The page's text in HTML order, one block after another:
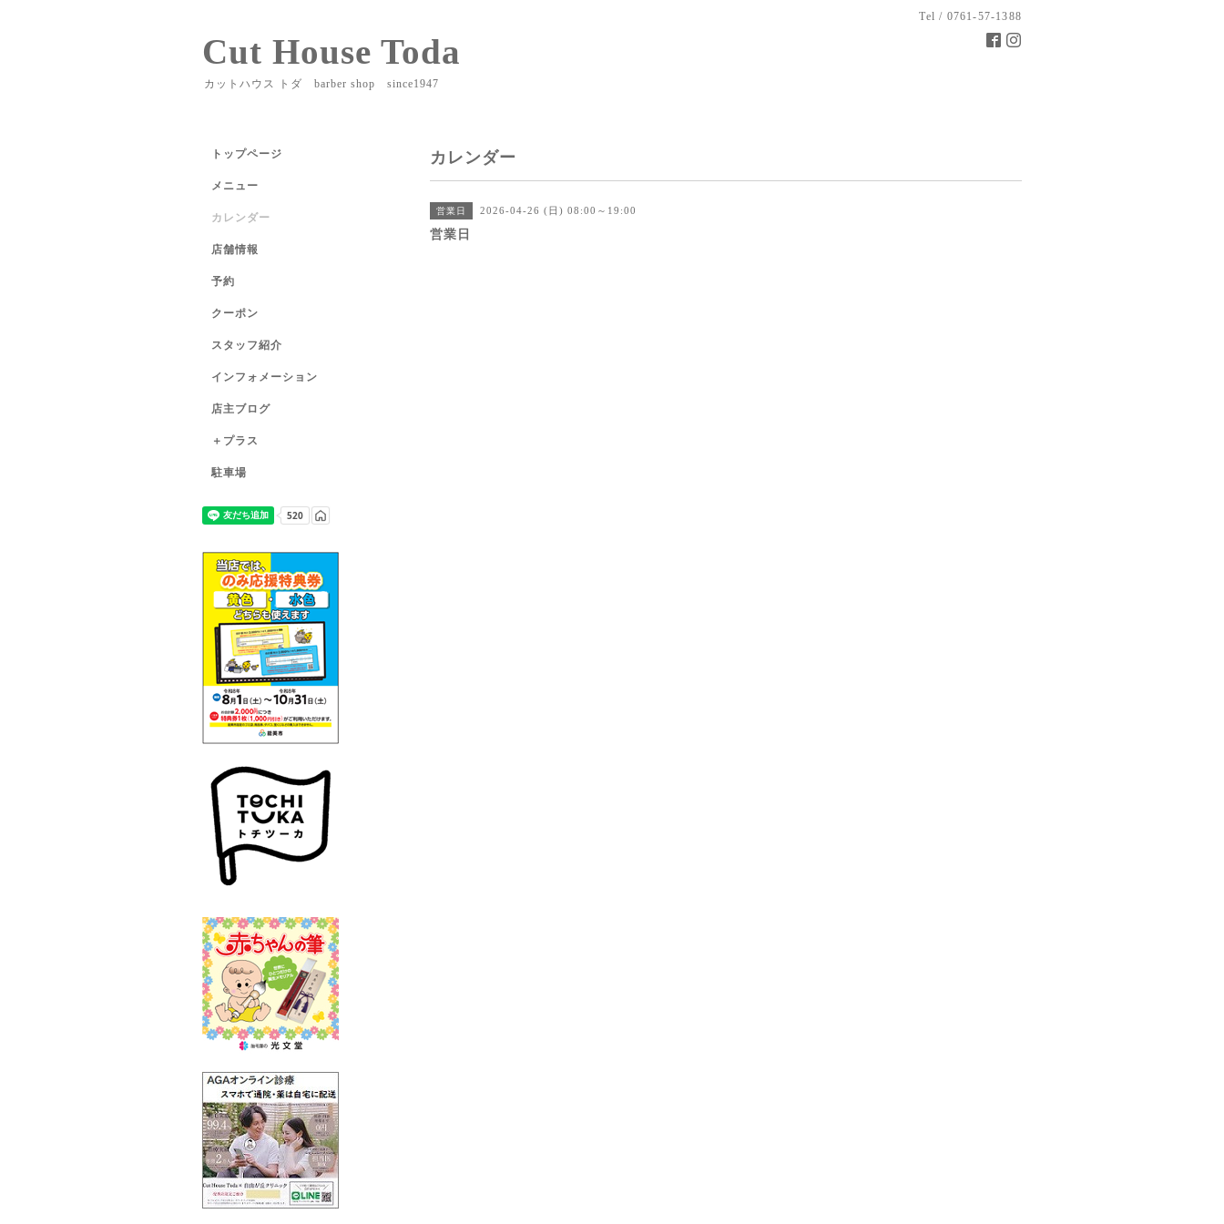
Tel / 0761-57-1388
Cut House Toda
カットハウス トダ barber shop since1947
カレンダー
営業日 2026-04-26 (日) 08:00～19:00
営業日
トップページ
メニュー
カレンダー
店舗情報
予約
クーポン
スタッフ紹介
インフォメーション
店主ブログ
＋プラス
駐車場